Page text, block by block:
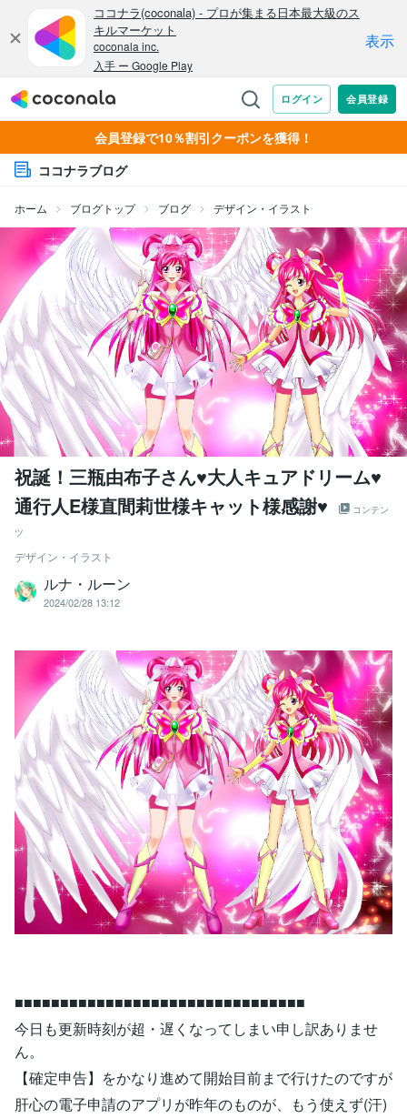
会員登録で10％割引クーポンを獲得！
ココナラブログ
ホーム ブログトップ ブログ デザイン・イラスト
祝誕！三瓶由布子さん♥大人キュアドリーム♥
通行人E様直間莉世様キャット様感謝♥
コンテン
ツ
デザイン・イラスト
ルナ・ルーン
2024/02/28 13:12
■■■■■■■■■■■■■■■■■■■■■■■■■■■■■■■■
今日も更新時刻が超・遅くなってしまい申し訳ありませ
ん。
【確定申告】をかなり進めて開始目前まで行けたのですが
肝心の電子申請のアプリが昨年のものが、もう使えず(汗)